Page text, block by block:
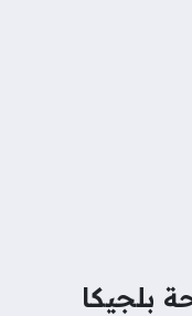
بلجيكا